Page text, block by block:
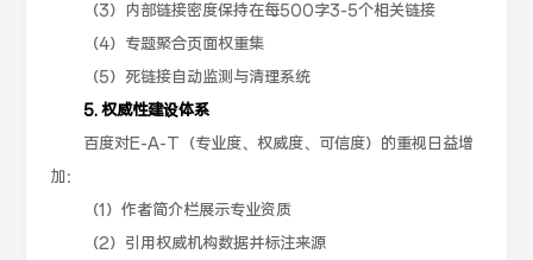
（3）内部链接密度保持在每500字3-5个相关链接
（4）专题聚合页面权重集
（5）死链接自动监测与清理系统
5. 权威性建设体系
百度对E-A-T（专业度、权威度、可信度）的重视日益增
加：
（1）作者简介栏展示专业资质
（2）引用权威机构数据并标注来源